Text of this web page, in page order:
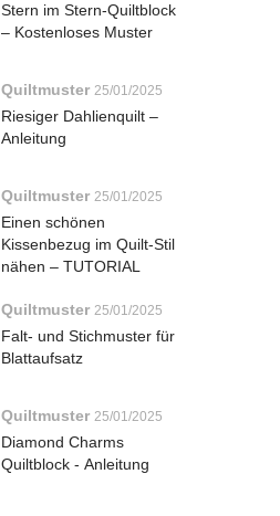
Stern im Stern-Quiltblock
– Kostenloses Muster
Quiltmuster 25/01/2025
Riesiger Dahlienquilt –
Anleitung
Quiltmuster 25/01/2025
Einen schönen
Kissenbezug im Quilt-Stil
nähen – TUTORIAL
Quiltmuster 25/01/2025
Falt- und Stichmuster für
Blattaufsatz
Quiltmuster 25/01/2025
Diamond Charms
Quiltblock - Anleitung